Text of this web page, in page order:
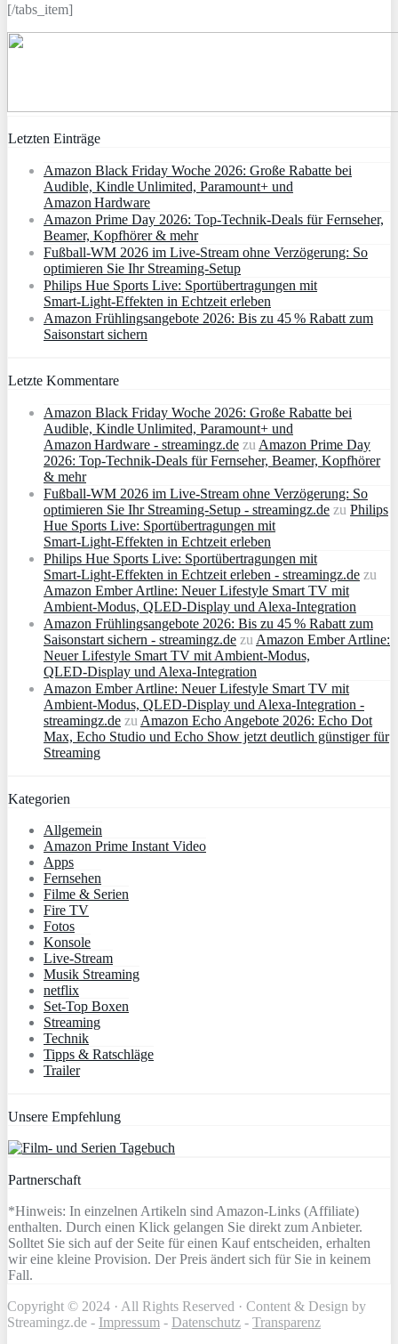
[/tabs_item]
Letzten Einträge
Amazon Black Friday Woche 2026: Große Rabatte bei
Audible, Kindle Unlimited, Paramount+ und
Amazon Hardware
Amazon Prime Day 2026: Top-Technik-Deals für Fernseher,
Beamer, Kopfhörer & mehr
Fußball-WM 2026 im Live-Stream ohne Verzögerung: So
optimieren Sie Ihr Streaming-Setup
Philips Hue Sports Live: Sportübertragungen mit
Smart‑Light‑Effekten in Echtzeit erleben
Amazon Frühlingsangebote 2026: Bis zu 45 % Rabatt zum
Saisonstart sichern
Letzte Kommentare
Amazon Black Friday Woche 2026: Große Rabatte bei
Audible, Kindle Unlimited, Paramount+ und
Amazon Hardware - streamingz.de zu Amazon Prime Day
2026: Top-Technik-Deals für Fernseher, Beamer, Kopfhörer
& mehr
Fußball-WM 2026 im Live-Stream ohne Verzögerung: So
optimieren Sie Ihr Streaming-Setup - streamingz.de zu Philips
Hue Sports Live: Sportübertragungen mit
Smart‑Light‑Effekten in Echtzeit erleben
Philips Hue Sports Live: Sportübertragungen mit
Smart‑Light‑Effekten in Echtzeit erleben - streamingz.de zu
Amazon Ember Artline: Neuer Lifestyle Smart TV mit
Ambient‑Modus, QLED‑Display und Alexa‑Integration
Amazon Frühlingsangebote 2026: Bis zu 45 % Rabatt zum
Saisonstart sichern - streamingz.de zu Amazon Ember Artline:
Neuer Lifestyle Smart TV mit Ambient‑Modus,
QLED‑Display und Alexa‑Integration
Amazon Ember Artline: Neuer Lifestyle Smart TV mit
Ambient‑Modus, QLED‑Display und Alexa‑Integration -
streamingz.de zu Amazon Echo Angebote 2026: Echo Dot
Max, Echo Studio und Echo Show jetzt deutlich günstiger für
Streaming
Kategorien
Allgemein
Amazon Prime Instant Video
Apps
Fernsehen
Filme & Serien
Fire TV
Fotos
Konsole
Live-Stream
Musik Streaming
netflix
Set-Top Boxen
Streaming
Technik
Tipps & Ratschläge
Trailer
Unsere Empfehlung
Partnerschaft
*Hinweis: In einzelnen Artikeln sind Amazon-Links (Affiliate)
enthalten. Durch einen Klick gelangen Sie direkt zum Anbieter.
Solltet Sie sich auf der Seite für einen Kauf entscheiden, erhalten
wir eine kleine Provision. Der Preis ändert sich für Sie in keinem
Fall.
Copyright © 2024 · All Rights Reserved · Content & Design by
Streamingz.de - Impressum - Datenschutz - Transparenz